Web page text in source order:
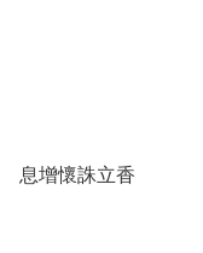
息增懷誅立香